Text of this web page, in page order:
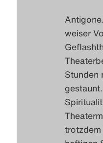
weiser
Stunden
trotzdem